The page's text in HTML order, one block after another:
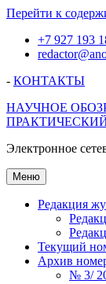
Перейти к
+7 927 193
- КОНТАКТЫ
НАУЧНОЕ
Электронное
Меню
Редакция
Текущий
Архив
№ 3/